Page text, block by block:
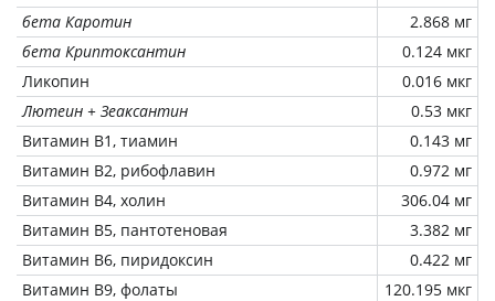
бета Каротин
2.868 мг
бета Криптоксантин
0.124 мкг
Ликопин
0.016 мкг
Лютеин + Зеаксантин
0.53 мкг
Витамин В1, тиамин
0.143 мг
Витамин В2, рибофлавин
0.972 мг
Витамин В4, холин
306.04 мг
Витамин В5, пантотеновая
3.382 мг
Витамин В6, пиридоксин
0.422 мг
Витамин В9, фолаты
120.195 мкг